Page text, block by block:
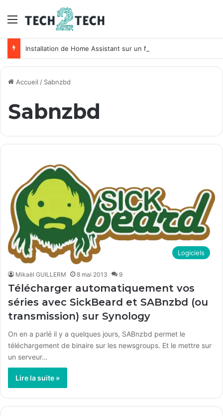
Menu
Installation de Home Assistant sur un NAS Synology
Accueil / Sabnzbd
Sabnzbd
Logiciels
Mikaël GUILLERM 8 mai 2013 9
Télécharger automatiquement vos
séries avec SickBeard et SABnzbd (ou
transmission) sur Synology
On en a parlé il y a quelques jours, SABnzbd permet le
téléchargement de binaire sur les newsgroups. Et le mettre sur
un serveur…
Lire la suite »